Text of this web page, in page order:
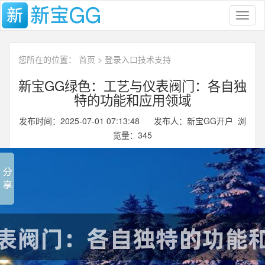
您所在的位置： 首页 > 登录入口技术支持
新宝GG绿色：工艺与仪表阀门：各自独
特的功能和应用领域
发布时间：2025-07-01 07:13:48 发布人：新宝GG开户 浏
览量： 345